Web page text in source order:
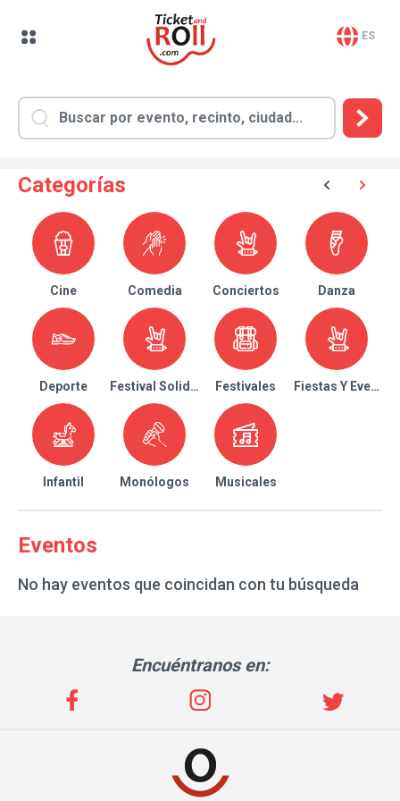
ES
Categorías
Cine Comedia Conciertos Danza
Deporte Festival Solidario Festivales Fiestas Y Eventos
Infantil Monólogos Musicales
Eventos
No hay eventos que coincidan con tu búsqueda
Encuéntranos en: